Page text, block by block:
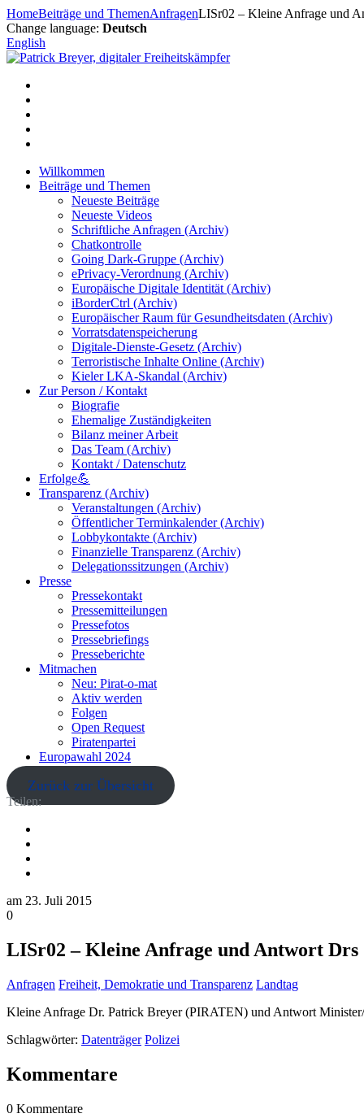
Zum
Inhalt
springen
HomeBeiträge und ThemenAnfragenLISr02 – Kleine Anfrage und
Change language: Deutsch
English
Willkommen
Beiträge und Themen
Neueste Beiträge
Neueste Videos
Schriftliche Anfragen (Archiv)
Chatkontrolle
Going Dark-Gruppe (Archiv)
ePrivacy-Verordnung (Archiv)
Europäische Digitale Identität (Archiv)
iBorderCtrl (Archiv)
Europäischer Raum für Gesundheitsdaten (Archiv)
Vorratsdatenspeicherung
Digitale-Dienste-Gesetz (Archiv)
Terroristische Inhalte Online (Archiv)
Kieler LKA-Skandal (Archiv)
Zur Person / Kontakt
Biografie
Ehemalige Zuständigkeiten
Bilanz meiner Arbeit
Das Team (Archiv)
Kontakt / Datenschutz
Erfolge💪
Transparenz (Archiv)
Veranstaltungen (Archiv)
Öffentlicher Terminkalender (Archiv)
Lobbykontakte (Archiv)
Finanzielle Transparenz (Archiv)
Delegationssitzungen (Archiv)
Presse
Pressekontakt
Pressemitteilungen
Pressefotos
Pressebriefings
Presseberichte
Mitmachen
Neu: Pirat-o-mat
Aktiv werden
Folgen
Open Request
Piratenpartei
Europawahl 2024
Zurück zur Übersicht
Teilen:
am 23. Juli 2015
0
LISr02 – Kleine Anfrage und Antwort
Anfragen Freiheit, Demokratie und Transparenz Landtag
Kleine Anfrage Dr. Patrick Breyer (PIRATEN) und Antwort
Schlagwörter: Datenträger Polizei
Kommentare
0 Kommentare